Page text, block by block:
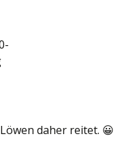
daher reitet. 😀